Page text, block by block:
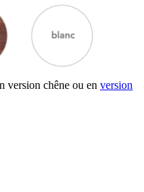
version chêne ou en version